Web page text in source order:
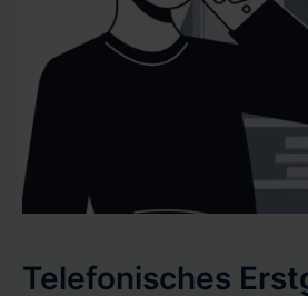
Telefonisches